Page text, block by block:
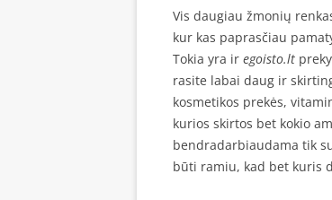
Vis daugiau žmonių
kur kas paprasčiau
Tokia yra ir egoisto.lt
rasite labai daug ir
kosmetikos prekės,
kurios skirtos bet kokio
bendradarbiaudama tik
būti ramiu, kad bet kuris